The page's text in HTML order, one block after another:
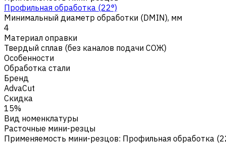
Профильная обработка (22°)
Минимальный диаметр обработки (DMIN), мм
4
Материал оправки
Твердый сплав (без каналов подачи СОЖ)
Особенности
Обработка стали
Бренд
AdvaCut
Скидка
15%
Вид номенклатуры
Расточные мини-резцы
Применяемость мини-резцов: Профильная обработка